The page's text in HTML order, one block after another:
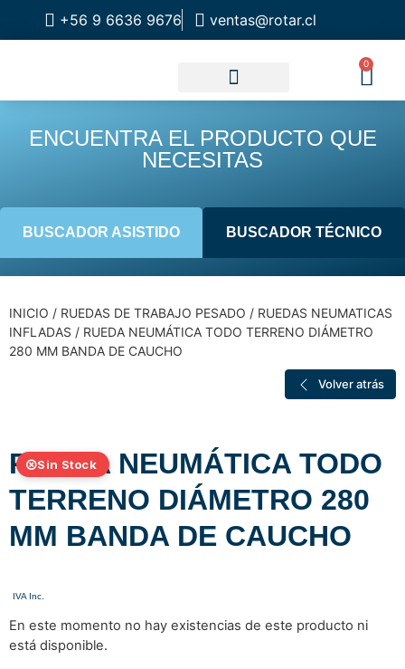
+56 9 6636 9676 ventas@rotar.cl
0
ENCUENTRA EL PRODUCTO QUE
NECESITAS
BUSCADOR ASISTIDO BUSCADOR TÉCNICO
INICIO / RUEDAS DE TRABAJO PESADO / RUEDAS NEUMATICAS
INFLADAS / RUEDA NEUMÁTICA TODO TERRENO DIÁMETRO
280 MM BANDA DE CAUCHO
Volver atrás
Sin Stock
RUEDA NEUMÁTICA TODO
TERRENO DIÁMETRO 280
MM BANDA DE CAUCHO
En este momento no hay existencias de este producto ni
está disponible.